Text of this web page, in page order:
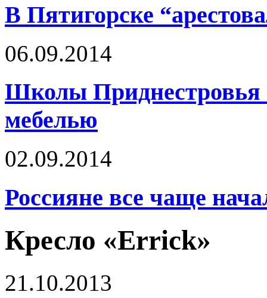
В Пятигорске
06.09.2014
Школы Приднестровья
мебелью
02.09.2014
Россияне все чаще
Кресло «Errick»
21.10.2013